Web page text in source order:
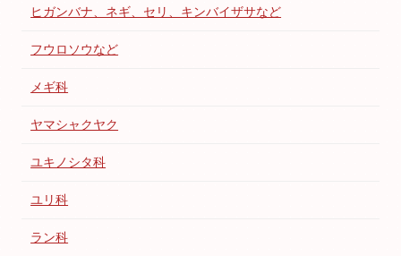
ヒガンバナ、ネギ、セリ、キンバイザサなど
フウロソウなど
メギ科
ヤマシャクヤク
ユキノシタ科
ユリ科
ラン科